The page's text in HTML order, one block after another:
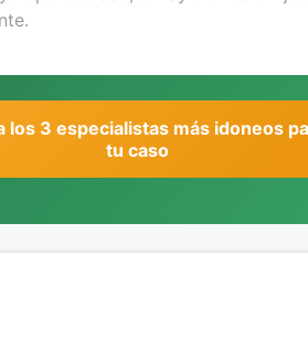
los 3 especialistas más idoneos
tu caso